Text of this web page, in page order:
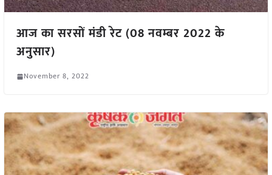
आज का सरसों मंडी रेट (08 नवम्बर 2022 के
अनुसार)
November 8, 2022